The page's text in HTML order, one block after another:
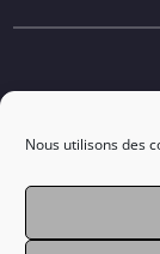
Nous utilisons des